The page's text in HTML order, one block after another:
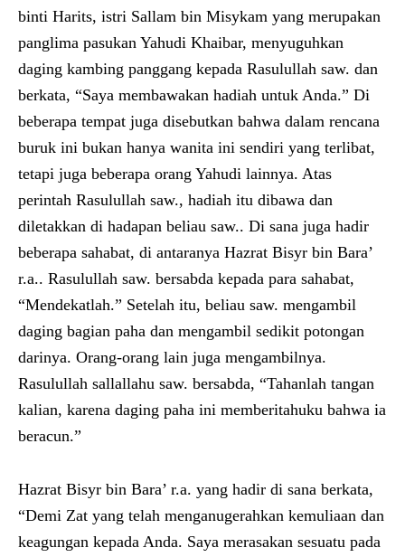
binti Harits, istri Sallam bin Misykam yang merupakan
panglima pasukan Yahudi Khaibar, menyuguhkan
daging kambing panggang kepada Rasulullah saw. dan
berkata, “Saya membawakan hadiah untuk Anda.” Di
beberapa tempat juga disebutkan bahwa dalam rencana
buruk ini bukan hanya wanita ini sendiri yang terlibat,
tetapi juga beberapa orang Yahudi lainnya. Atas
perintah Rasulullah saw., hadiah itu dibawa dan
diletakkan di hadapan beliau saw.. Di sana juga hadir
beberapa sahabat, di antaranya Hazrat Bisyr bin Bara’
r.a.. Rasulullah saw. bersabda kepada para sahabat,
“Mendekatlah.” Setelah itu, beliau saw. mengambil
daging bagian paha dan mengambil sedikit potongan
darinya. Orang-orang lain juga mengambilnya.
Rasulullah sallallahu saw. bersabda, “Tahanlah tangan
kalian, karena daging paha ini memberitahuku bahwa ia
beracun.”
Hazrat Bisyr bin Bara’ r.a. yang hadir di sana berkata,
“Demi Zat yang telah menganugerahkan kemuliaan dan
keagungan kepada Anda. Saya merasakan sesuatu pada